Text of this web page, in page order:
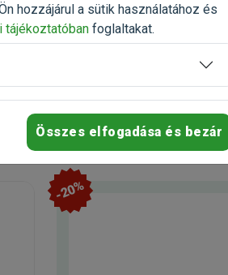
Raktáron
Kosárba
-20%
hozzájárul a sütik használatához és
tájékoztatóban foglaltakat.
Összes elfogadása és bezár